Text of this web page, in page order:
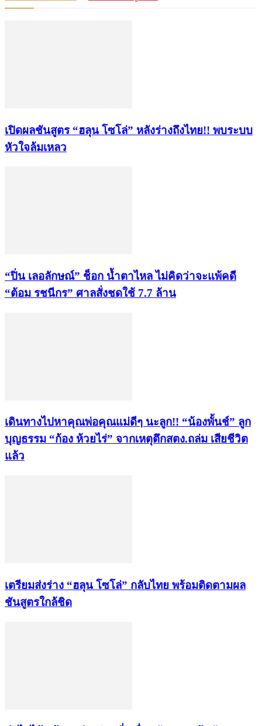
เปิดผลชันสูตร “ฮลุน โซโล่” หลังร่างถึงไทย!! พบระบบ
หัวใจล้มเหลว
“ปิ่น เลอลักษณ์” ช็อก น้ำตาไหล ไม่คิดว่าจะแพ้คดี
“ต้อม รชนีกร” ศาลสั่งชดใช้ 7.7 ล้าน
เดินทางไปหาคุณพ่อคุณแม่ดีๆ นะลูก!! “น้องพั้นช์” ลูก
บุญธรรม “ก้อง ห้วยไร่” จากเหตุตึกสตง.ถล่ม เสียชีวิต
แล้ว
เตรียมส่งร่าง “ฮลุน โซโล่” กลับไทย พร้อมติดตามผล
ชันสูตรใกล้ชิด